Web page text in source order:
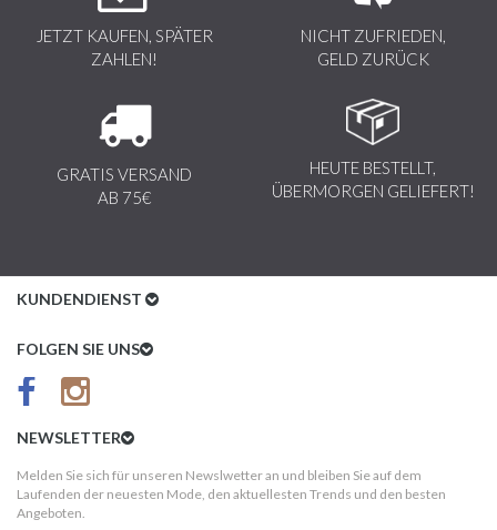
JETZT KAUFEN, SPÄTER
ZAHLEN!
NICHT ZUFRIEDEN,
GELD ZURÜCK
GRATIS VERSAND
AB 75€
HEUTE BESTELLT,
ÜBERMORGEN GELIEFERT!
KUNDENDIENST
Kundenservice
AGB
Kundeninformationen
FOLGEN SIE UNS
NEWSLETTER
Melden Sie sich für unseren Newslwetter an und bleiben Sie auf dem
Laufenden der neuesten Mode, den aktuellesten Trends und den besten
Angeboten.